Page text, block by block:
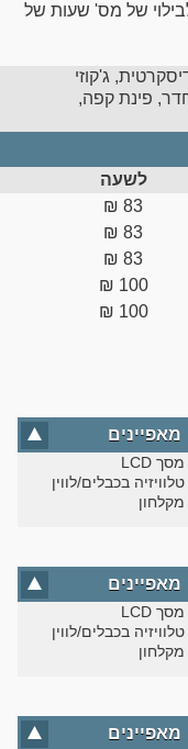
של מס' שעות של
מרווחת, ג'קוזי
מיזוג אוויר, חדר
מאובזר הכולל
ופינת קפה.
ג'קוזי
פינת קפה,
לשעה
83 ‏₪
83 ‏₪
83 ‏₪
100 ‏₪
100 ‏₪
מאפיינים
מסך LCD
טלוויזיה בכבלים/לווין
מקלחון
מאפיינים
מסך LCD
טלוויזיה בכבלים/לווין
מקלחון
מאפיינים